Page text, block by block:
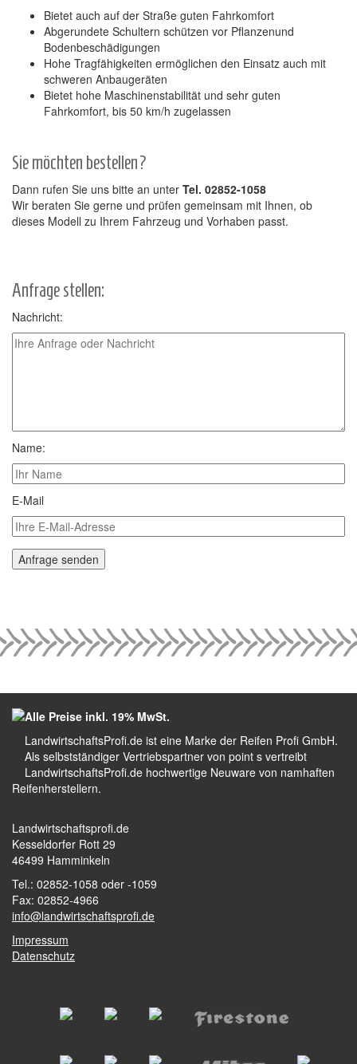
Bietet auch auf der Straße guten Fahrkomfort
Abgerundete Schultern schützen vor Pflanzenund
Bodenbeschädigungen
Hohe Tragfähigkeiten ermöglichen den Einsatz auch mit
schweren Anbaugeräten
Bietet hohe Maschinenstabilität und sehr guten
Fahrkomfort, bis 50 km/h zugelassen
Sie möchten bestellen?
Dann rufen Sie uns bitte an unter Tel. 02852-1058
Wir beraten Sie gerne und prüfen gemeinsam mit Ihnen, ob
dieses Modell zu Ihrem Fahrzeug und Vorhaben passt.
Anfrage stellen:
Nachricht:
Name:
E-Mail
Alle Preise inkl. 19% MwSt.
LandwirtschaftsProfi.de ist eine Marke der Reifen Profi GmbH.
Als selbstständiger Vertriebspartner von point s vertreibt
LandwirtschaftsProfi.de hochwertige Neuware von namhaften
Reifenherstellern.
Landwirtschaftsprofi.de
Kesseldorfer Rott 29
46499 Hamminkeln
Tel.: 02852-1058 oder -1059
Fax: 02852-4966
info@landwirtschaftsprofi.de
Impressum
Datenschutz